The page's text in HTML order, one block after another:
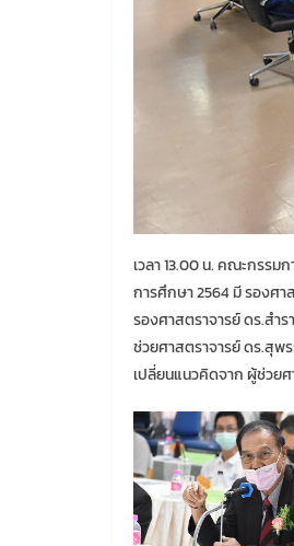
เวลา 13.00 น. คณะกรร
การศึกษา 2564 มี รองศ
รองศาสตราจารย์ ดร.สำ
ช่วยศาสตราจารย์ ดร.สุพ
เปลี่ยนแนวคิดจาก ผู้ช่วย